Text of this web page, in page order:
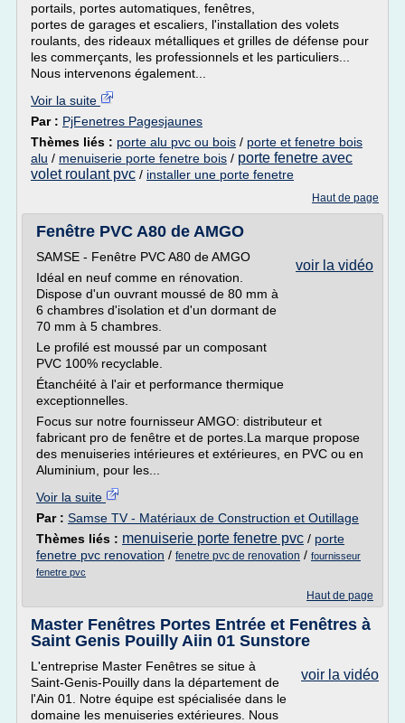
portails, portes automatiques, fenêtres,
portes de garages et escaliers, l'installation des volets
roulants, des rideaux métalliques et grilles de défense pour
les commerçants, les professionnels et les particuliers...
Nous intervenons également...
Voir la suite
Par : PjFenetres Pagesjaunes
Thèmes liés : porte alu pvc ou bois / porte et fenetre bois
alu / menuiserie porte fenetre bois / porte fenetre avec
volet roulant pvc / installer une porte fenetre
Haut de page
Fenêtre PVC A80 de AMGO
voir la vidéo
SAMSE - Fenêtre PVC A80 de AMGO
Idéal en neuf comme en rénovation.
Dispose d'un ouvrant moussé de 80 mm à
6 chambres d'isolation et d'un dormant de
70 mm à 5 chambres.
Le profilé est moussé par un composant
PVC 100% recyclable.
Étanchéité à l'air et performance thermique
exceptionnelles.
Focus sur notre fournisseur AMGO: distributeur et
fabricant pro de fenêtre et de portes.La marque propose
des menuiseries intérieures et extérieures, en PVC ou en
Aluminium, pour les...
Voir la suite
Par : Samse TV - Matériaux de Construction et Outillage
Thèmes liés : menuiserie porte fenetre pvc / porte
fenetre pvc renovation / fenetre pvc de renovation / fournisseur
fenetre pvc
Haut de page
Master Fenêtres Portes Entrée et Fenêtres à
Saint Genis Pouilly Aiin 01 Sunstore
voir la vidéo
L'entreprise Master Fenêtres se situe à
Saint-Genis-Pouilly dans la département de
l'Ain 01. Notre équipe est spécialisée dans le
domaine les menuiseries extérieures. Nous